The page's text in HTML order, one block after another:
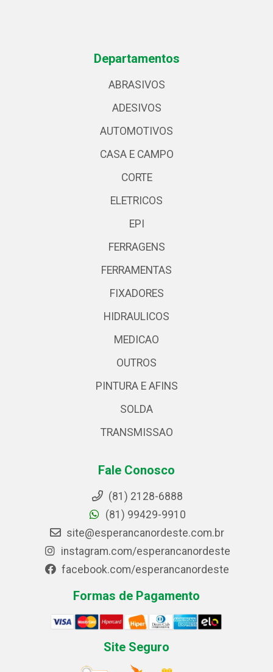
Departamentos
ABRASIVOS
ADESIVOS
AUTOMOTIVOS
CASA E CAMPO
CORTE
ELETRICOS
EPI
FERRAGENS
FERRAMENTAS
FIXADORES
HIDRAULICOS
MEDICAO
OUTROS
PINTURA E AFINS
SOLDA
TRANSMISSAO
Fale Conosco
(81) 2128-6888
(81) 99429-9910
site@esperancanordeste.com.br
instagram.com/esperancanordeste
facebook.com/esperancanordeste
Formas de Pagamento
Site Seguro